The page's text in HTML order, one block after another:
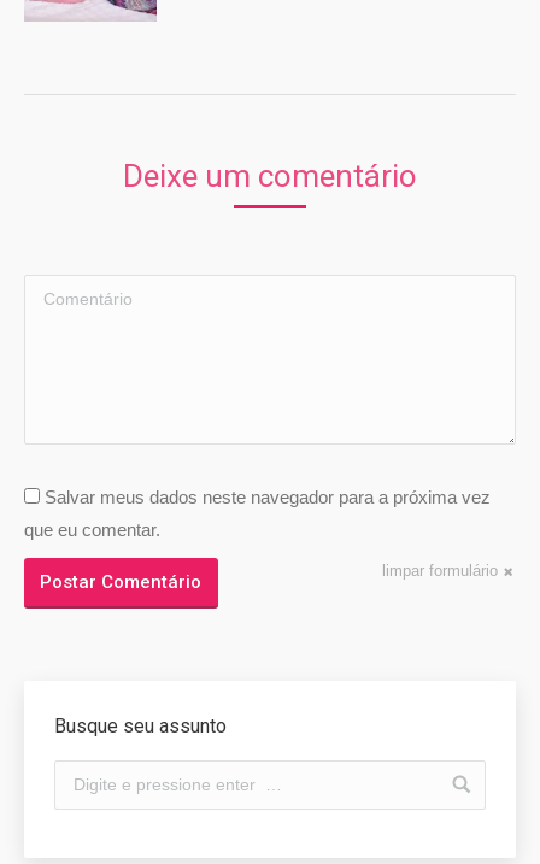
Deixe um comentário
Comentário
Salvar meus dados neste navegador para a próxima vez
que eu comentar.
limpar formulário
Postar Comentário
Busque seu assunto